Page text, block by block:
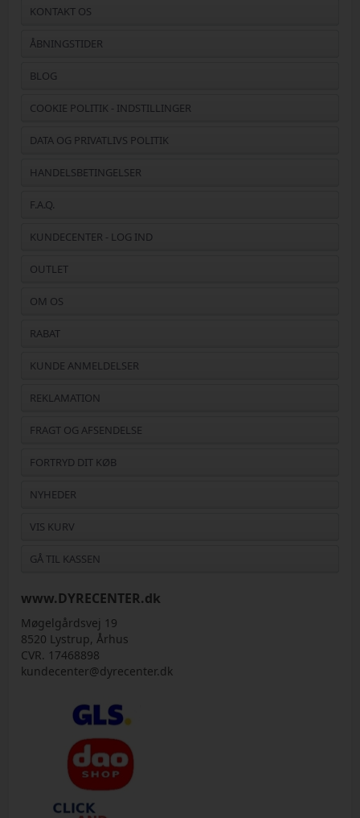
KONTAKT OS
ÅBNINGSTIDER
BLOG
COOKIE POLITIK - INDSTILLINGER
DATA OG PRIVATLIVS POLITIK
HANDELSBETINGELSER
F.A.Q.
KUNDECENTER - LOG IND
OUTLET
OM OS
RABAT
KUNDE ANMELDELSER
REKLAMATION
FRAGT OG AFSENDELSE
FORTRYD DIT KØB
NYHEDER
VIS KURV
GÅ TIL KASSEN
www.DYRECENTER.dk
Møgelgårdsvej 19
8520 Lystrup, Århus
CVR. 17468898
kundecenter@dyrecenter.dk